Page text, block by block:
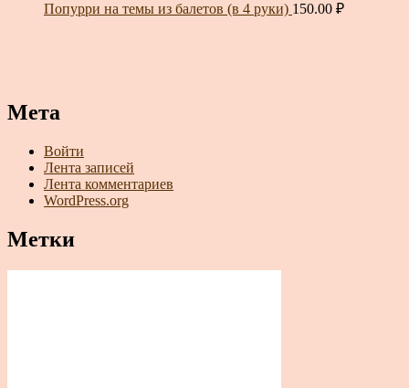
Попурри на темы из балетов (в 4 руки) 150.00 ₽
Мета
Войти
Лента записей
Лента комментариев
WordPress.org
Метки